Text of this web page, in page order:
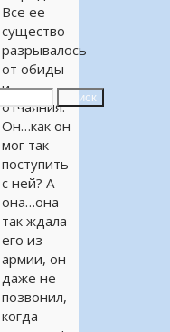
Поиск
Все ее
существо
разрывалось
от обиды
и
отчаяния.
Он…как он
мог так
поступить
с ней? А
она…она
так ждала
его из
армии, он
даже не
позвонил,
когда